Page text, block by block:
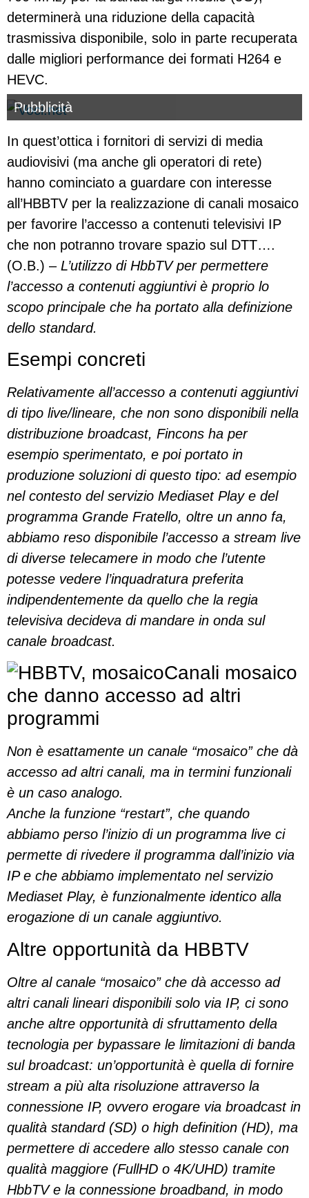
determinerà una riduzione della capacità
trasmissiva disponibile, solo in parte recuperata
dalle migliori performance dei formati H264 e
HEVC.
Pubblicità
In quest’ottica i fornitori di servizi di media
audiovisivi (ma anche gli operatori di rete)
hanno cominciato a guardare con interesse
all’HBBTV per la realizzazione di canali mosaico
per favorire l’accesso a contenuti televisivi IP
che non potranno trovare spazio sul DTT….
(O.B.) – L’utilizzo di HbbTV per permettere
l’accesso a contenuti aggiuntivi è proprio lo
scopo principale che ha portato alla definizione
dello standard.
Esempi concreti
Relativamente all’accesso a contenuti aggiuntivi
di tipo live/lineare, che non sono disponibili nella
distribuzione broadcast, Fincons ha per
esempio sperimentato, e poi portato in
produzione soluzioni di questo tipo: ad esempio
nel contesto del servizio Mediaset Play e del
programma Grande Fratello, oltre un anno fa,
abbiamo reso disponibile l’accesso a stream live
di diverse telecamere in modo che l’utente
potesse vedere l’inquadratura preferita
indipendentemente da quello che la regia
televisiva decideva di mandare in onda sul
canale broadcast.
Canali mosaico
che danno accesso ad altri
programmi
Non è esattamente un canale “mosaico” che dà
accesso ad altri canali, ma in termini funzionali
è un caso analogo.
Anche la funzione “restart”, che quando
abbiamo perso l’inizio di un programma live ci
permette di rivedere il programma dall’inizio via
IP e che abbiamo implementato nel servizio
Mediaset Play, è funzionalmente identico alla
erogazione di un canale aggiuntivo.
Altre opportunità da HBBTV
Oltre al canale “mosaico” che dà accesso ad
altri canali lineari disponibili solo via IP, ci sono
anche altre opportunità di sfruttamento della
tecnologia per bypassare le limitazioni di banda
sul broadcast: un’opportunità è quella di fornire
stream a più alta risoluzione attraverso la
connessione IP, ovvero erogare via broadcast in
qualità standard (SD) o high definition (HD), ma
permettere di accedere allo stesso canale con
qualità maggiore (FullHD o 4K/UHD) tramite
HbbTV e la connessione broadband, in modo